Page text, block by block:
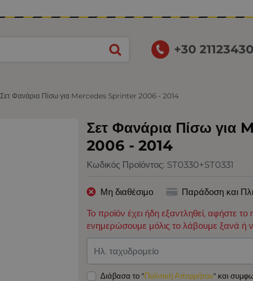
+30
Σετ Φανάρια Πίσω για Mercedes Sprinter 2006 - 2014
Σετ Φανάρια Πίσω
2006 - 2014
Κωδικός Προϊόντος: ST0330+ST0331
Μη διαθέσιμο
Παράδοση και
Το προϊόν έχει ήδη εξαντληθεί, αφήστε
ενημερώσουμε μόλις το λάβουμε ξανά ή
Ηλ. ταχυδρομείο
Διάβασα το "Πολιτική Απορρήτου" και